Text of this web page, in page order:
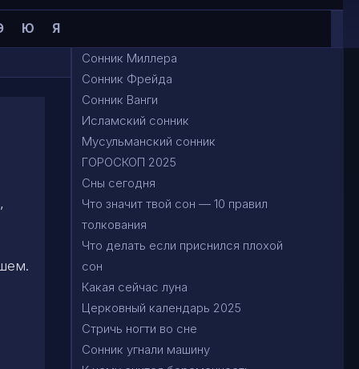
Ю Я
Сонник Миллера
Сонник Фрейда
Сонник Ванги
Исламский сонник
Мусульманский сонник
ГОРОСКОП 2025
Сны сегодня
Что значит твой сон — 10 правил
толкования
Что делать если приснился плохой
сон
Какая сейчас луна
Церковный календарь 2025
Стричь ногти во сне
Сонник угнали машину